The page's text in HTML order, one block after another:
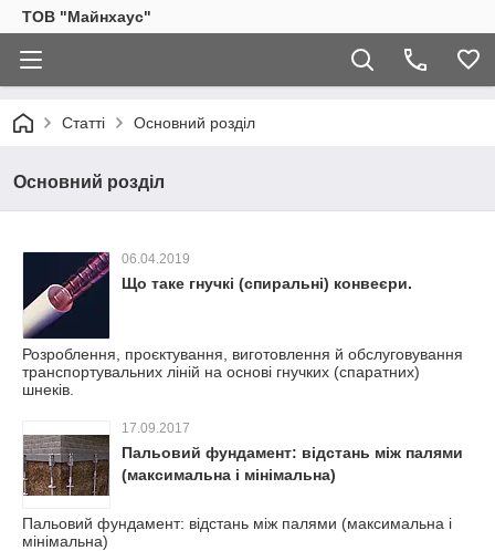
ТОВ "Майнхаус"
Статті Основний розділ
Основний розділ
06.04.2019
Що таке гнучкі (спиральні) конвеєри.
Розроблення, проєктування, виготовлення й обслуговування
транспортувальних ліній на основі гнучких (спаратних)
шнеків.
17.09.2017
Пальовий фундамент: відстань між палями
(максимальна і мінімальна)
Пальовий фундамент: відстань між палями (максимальна і
мінімальна)